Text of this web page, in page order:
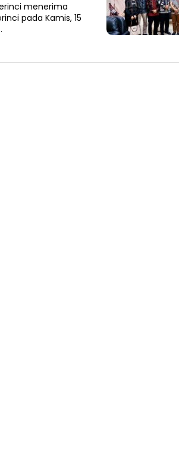
menerima
pada Kamis, 15